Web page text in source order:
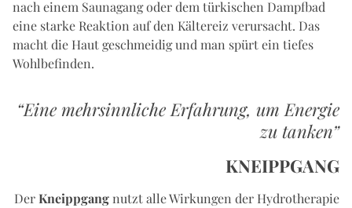
nach einem Saunagang oder dem türkischen Dampfbad
eine starke Reaktion auf den Kältereiz verursacht. Das
macht die Haut geschmeidig und man spürt ein tiefes
Wohlbefinden.
“Eine mehrsinnliche Erfahrung, um Energie
zu tanken”
KNEIPPGANG
DerKneippgang nutzt alle Wirkungen der Hydrotherapie